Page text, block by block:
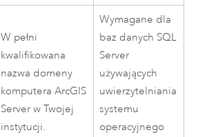
W pełni
kwalifikowana
nazwa domeny
komputeraArcGIS
Server w Twojej
instytucji.
Wymagane dla
baz danych SQL
Server
używających
uwierzytelniania
systemu
operacyjnego